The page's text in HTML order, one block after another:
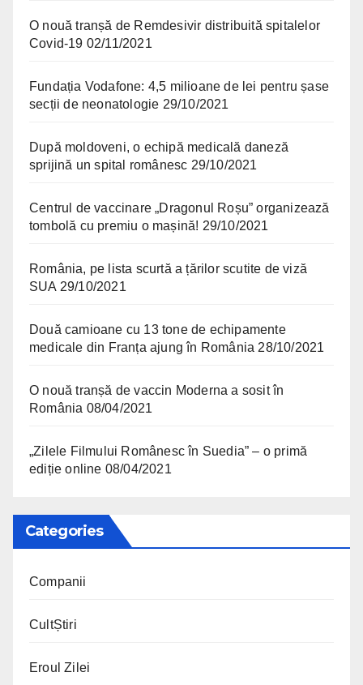
O nouă tranșă de Remdesivir distribuită spitalelor
Covid-19 02/11/2021
Fundația Vodafone: 4,5 milioane de lei pentru șase
secții de neonatologie 29/10/2021
După moldoveni, o echipă medicală daneză
sprijină un spital românesc 29/10/2021
Centrul de vaccinare „Dragonul Roșu” organizează
tombolă cu premiu o mașină! 29/10/2021
România, pe lista scurtă a țărilor scutite de viză
SUA 29/10/2021
Două camioane cu 13 tone de echipamente
medicale din Franța ajung în România 28/10/2021
O nouă tranșă de vaccin Moderna a sosit în
România 08/04/2021
„Zilele Filmului Românesc în Suedia” – o primă
ediție online 08/04/2021
Categories
Companii
CultȘtiri
Eroul Zilei